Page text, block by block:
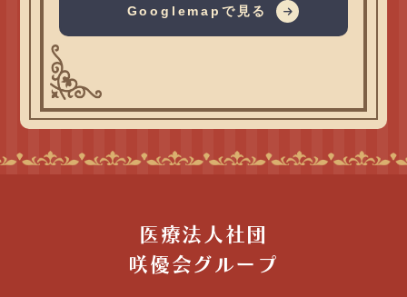
Googlemapで見る
医療法人社団
咲優会グループ